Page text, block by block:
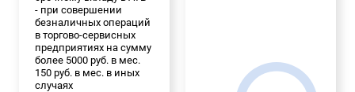
- при совершении
безналичных операций
в торгово-сервисных
предприятиях на сумму
более 5000 руб. в мес.
150 руб. в мес. в иных
случаях